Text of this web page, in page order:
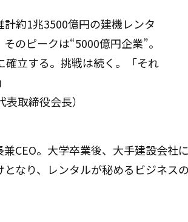
約1兆3500億円の建機レンタ
のピークは“5000億円企業”。
確立する。挑戦は続く。「それ
取締役会長）
CEO。大学卒業後、大手建設会
なり、レンタルが秘めるビジネス